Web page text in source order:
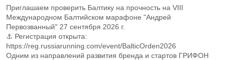
Приглашаем проверить Балтику на прочность на VIII
Международном Балтийском марафоне "Андрей
Первозванный" 27 сентября 2026 г.
⚓ Регистрация открыта:
https://reg.russiarunning.com/event/BalticOrden2026
Одним из направлений развития бренда и стартов ГРИФОН